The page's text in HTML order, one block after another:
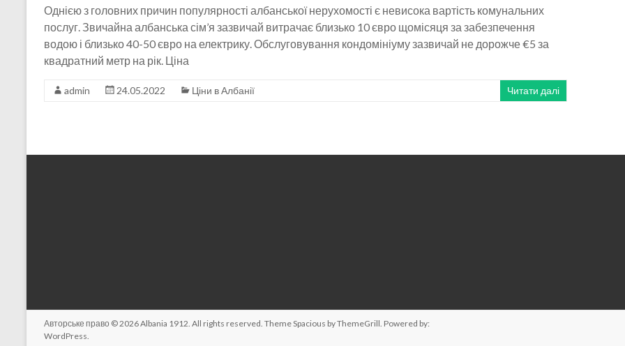
Однією з головних причин популярності албанської нерухомості є невисока вартість комунальних
послуг. Звичайна албанська сім’я зазвичай витрачає близько 10 євро щомісяця за забезпечення
водою і близько 40-50 євро на електрику. Обслуговування кондомініуму зазвичай не дорожче €5 за
квадратний метр на рік. Ціна
admin 24.05.2022 Ціни в Албанії Читати далі
Авторське право © 2026Albania 1912 . All rights reserved. ThemeSpacious by ThemeGrill. Powered by:
WordPress